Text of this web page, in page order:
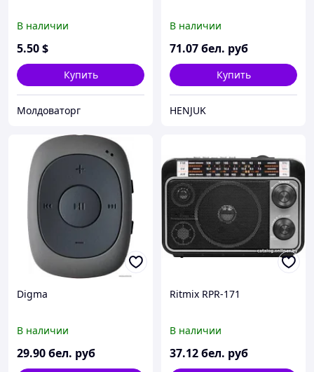
В наличии
5.50$
Купить
Молдоваторг
В наличии
71.07бел. руб
Купить
HENJUK
Digma
В наличии
29.90бел. руб
Ritmix RPR-171
В наличии
37.12бел. руб